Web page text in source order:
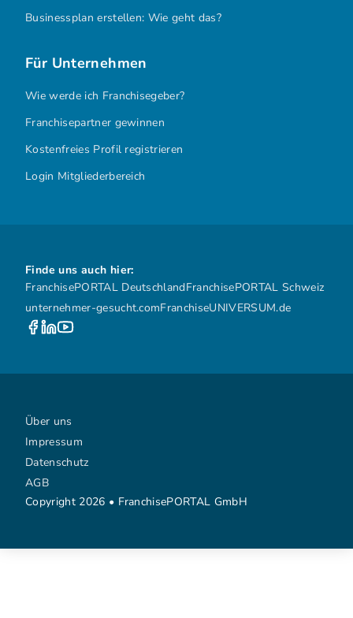
Businessplan erstellen: Wie geht das?
Für Unternehmen
Wie werde ich Franchisegeber?
Franchisepartner gewinnen
Kostenfreies Profil registrieren
Login Mitgliederbereich
Finde uns auch hier:
FranchisePORTAL DeutschlandFranchisePORTAL Schweiz
unternehmer-gesucht.comFranchiseUNIVERSUM.de
Copyright 2026 • FranchisePORTAL GmbH
Über uns
Impressum
Datenschutz
AGB